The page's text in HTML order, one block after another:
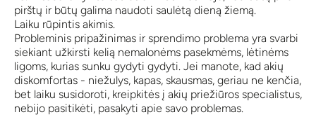
pirštų ir būtų galima naudoti saulėtą dieną žiemą.
Laiku rūpintis akimis.
Probleminis pripažinimas ir sprendimo problema yra svarbi
siekiant užkirsti kelią nemalonėms pasekmėms, lėtinėms
ligoms, kurias sunku gydyti gydyti. Jei manote, kad akių
diskomfortas - niežulys, kapas, skausmas, geriau ne kenčia,
bet laiku susidoroti, kreipkitės į akių priežiūros specialistus,
nebijo pasitikėti, pasakyti apie savo problemas.